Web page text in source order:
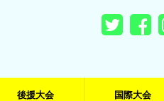
後援大会 国際大会